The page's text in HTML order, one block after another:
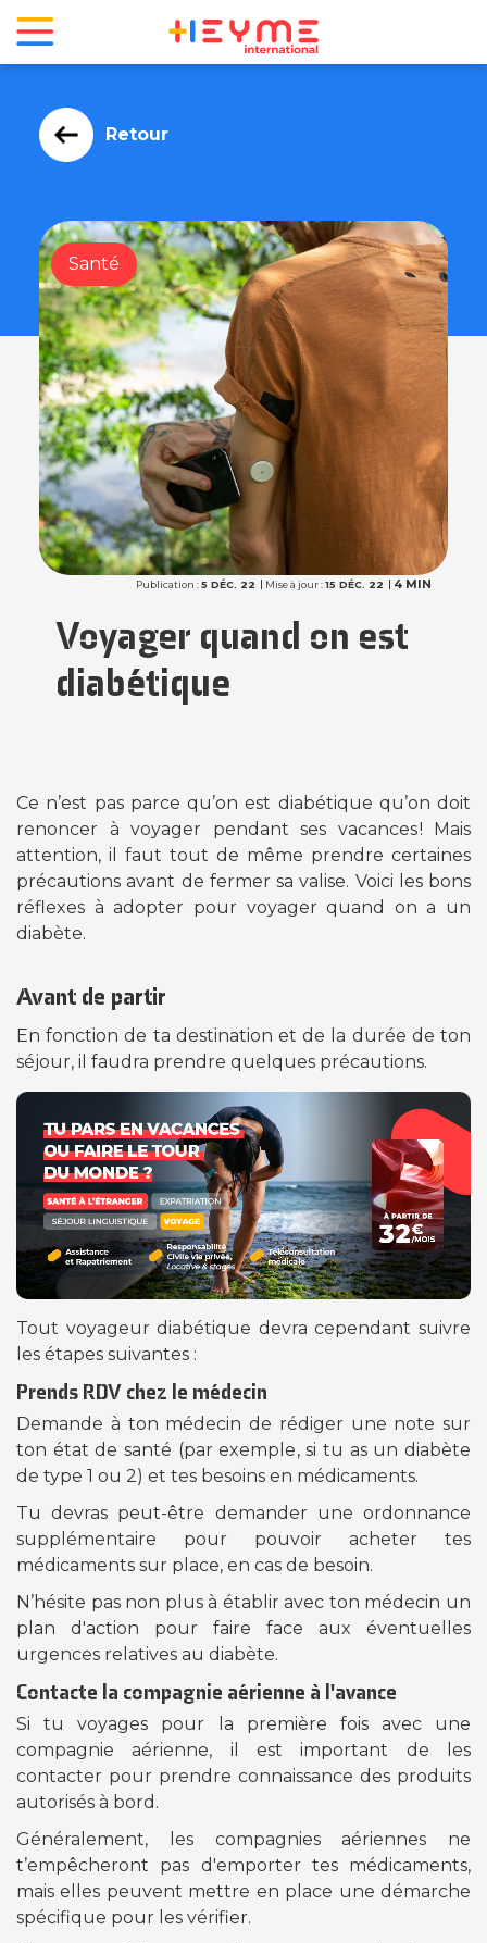
Retour
Santé
Publication :5 DÉC. 22 Mise à jour :15 DÉC. 22 4 MIN
Voyager quand on est
diabétique
Ce n’est pas parce qu’on est diabétique qu’on doit
renoncer à voyager pendant ses vacances ! Mais
attention, il faut tout de même prendre certaines
précautions avant de fermer sa valise. Voici les bons
réflexes à adopter pour voyager quand on a un
diabète.
Avant de partir
En fonction de ta destination et de la durée de ton
séjour, il faudra prendre quelques précautions.
Tout voyageur diabétique devra cependant suivre
les étapes suivantes :
Prends RDV chez le médecin
Demande à ton médecin de rédiger une note sur
ton état de santé (par exemple, si tu as un diabète
de type 1 ou 2) et tes besoins en médicaments.
Tu devras peut-être demander une ordonnance
supplémentaire pour pouvoir acheter tes
médicaments sur place, en cas de besoin.
N’hésite pas non plus à établir avec ton médecin un
plan d'action pour faire face aux éventuelles
urgences relatives au diabète.
Contacte la compagnie aérienne à l'avance
Si tu voyages pour la première fois avec une
compagnie aérienne, il est important de les
contacter pour prendre connaissance des produits
autorisés à bord.
Généralement, les compagnies aériennes ne
t’empêcheront pas d'emporter tes médicaments,
mais elles peuvent mettre en place une démarche
spécifique pour les vérifier.